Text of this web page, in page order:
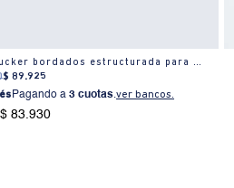
Gorra trucker bordados estructurada para hombre
$ 89.925
Pagando a3 cuotas.ver bancos.
$ 83.930